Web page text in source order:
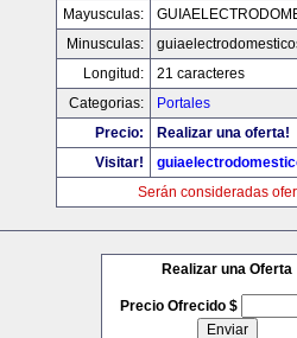
Mayusculas:
Minusculas:
Longitud:
21 caracteres
Categorias:
Portales
Precio:
Realizar una oferta!
Visitar!
Serán consideradas
Realizar una Oferta
Precio Ofrecido $